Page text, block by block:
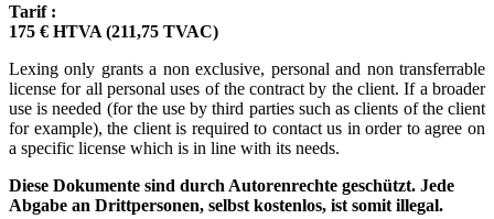
Tarif :
175 € HTVA (211,75 TVAC)
Lexing only grants a non exclusive, personal and non transferrable
license for all personal uses of the contract by the client. If a broader
use is needed (for the use by third parties such as clients of the client
for example), the client is required to contact us in order to agree on
a specific license which is in line with its needs.
Diese Dokumente sind durch Autorenrechte geschützt. Jede
Abgabe an Drittpersonen, selbst kostenlos, ist somit illegal.